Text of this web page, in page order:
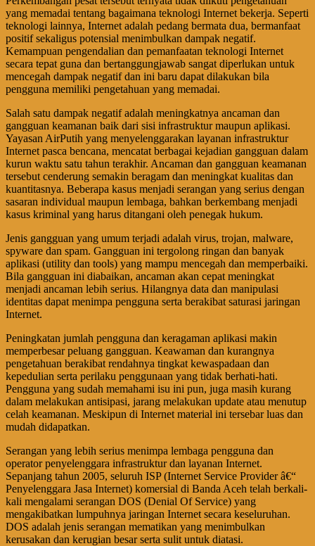
yang memadai tentang bagaimana teknologi Internet bekerja. Seperti
teknologi lainnya, Internet adalah pedang bermata dua, bermanfaat
positif sekaligus potensial menimbulkan dampak negatif.
Kemampuan pengendalian dan pemanfaatan teknologi Internet
secara tepat guna dan bertanggungjawab sangat diperlukan untuk
mencegah dampak negatif dan ini baru dapat dilakukan bila
pengguna memiliki pengetahuan yang memadai.
Salah satu dampak negatif adalah meningkatnya ancaman dan
gangguan keamanan baik dari sisi infrastruktur maupun aplikasi.
Yayasan AirPutih yang menyelenggarakan layanan infrastruktur
Internet pasca bencana, mencatat berbagai kejadian gangguan dalam
kurun waktu satu tahun terakhir. Ancaman dan gangguan keamanan
tersebut cenderung semakin beragam dan meningkat kualitas dan
kuantitasnya. Beberapa kasus menjadi serangan yang serius dengan
sasaran individual maupun lembaga, bahkan berkembang menjadi
kasus kriminal yang harus ditangani oleh penegak hukum.
Jenis gangguan yang umum terjadi adalah virus, trojan, malware,
spyware dan spam. Gangguan ini tergolong ringan dan banyak
aplikasi (utility dan tools) yang mampu mencegah dan memperbaiki.
Bila gangguan ini diabaikan, ancaman akan cepat meningkat
menjadi ancaman lebih serius. Hilangnya data dan manipulasi
identitas dapat menimpa pengguna serta berakibat saturasi jaringan
Internet.
Peningkatan jumlah pengguna dan keragaman aplikasi makin
memperbesar peluang gangguan. Keawaman dan kurangnya
pengetahuan berakibat rendahnya tingkat kewaspadaan dan
kepedulian serta perilaku penggunaan yang tidak berhati-hati.
Pengguna yang sudah memahami isu ini pun, juga masih kurang
dalam melakukan antisipasi, jarang melakukan update atau menutup
celah keamanan. Meskipun di Internet material ini tersebar luas dan
mudah didapatkan.
Serangan yang lebih serius menimpa lembaga pengguna dan
operator penyelenggara infrastruktur dan layanan Internet.
Sepanjang tahun 2005, seluruh ISP (Internet Service Provider â€“
Penyelenggara Jasa Internet) komersial di Banda Aceh telah berkali-
kali mengalami serangan DOS (Denial Of Service) yang
mengakibatkan lumpuhnya jaringan Internet secara keseluruhan.
DOS adalah jenis serangan mematikan yang menimbulkan
kerusakan dan kerugian besar serta sulit untuk diatasi.